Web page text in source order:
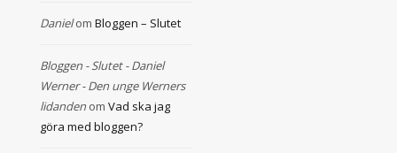
Danielom Bloggen – Slutet
Bloggen - Slutet - Daniel
Werner - Den unge Werners
lidanden om Vad ska jag
göra med bloggen?